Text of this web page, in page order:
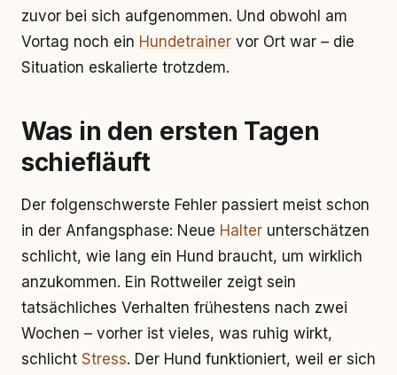
zuvor bei sich aufgenommen. Und obwohl am
Vortag noch ein Hundetrainer vor Ort war – die
Situation eskalierte trotzdem.
Was in den ersten Tagen
schiefläuft
Der folgenschwerste Fehler passiert meist schon
in der Anfangsphase: Neue Halter unterschätzen
schlicht, wie lang ein Hund braucht, um wirklich
anzukommen. Ein Rottweiler zeigt sein
tatsächliches Verhalten frühestens nach zwei
Wochen – vorher ist vieles, was ruhig wirkt,
schlicht Stress. Der Hund funktioniert, weil er sich